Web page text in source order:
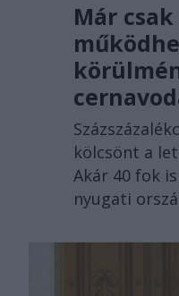
Már
kölcsönt a
Akár 40 fok
nyugati